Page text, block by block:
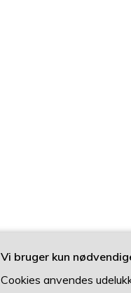
Vi bruger kun
Cookies anvendes